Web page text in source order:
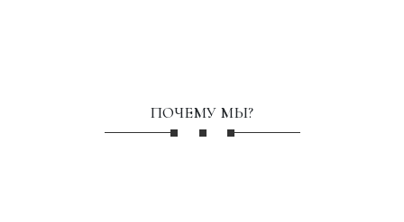
ПОЧЕМУ МЫ?